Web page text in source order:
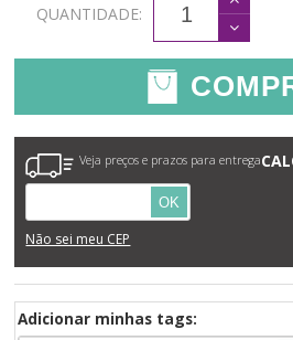
QUANTIDADE:
Veja preços e prazos para entrega
OK
Não sei meu CEP
Adicionar minhas tags: